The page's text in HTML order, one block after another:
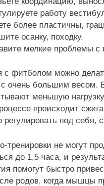
работу
более пластичны,
осанку, походку.
мелкие проблемы с
с фитболом можно
очень большим весом.
меньшую
происходит
под себя,
тренировки не могут
до 1,5 часа, и
помогут быстро
родов, когда мышцы